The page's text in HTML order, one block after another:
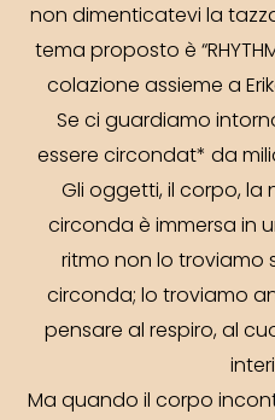
non dimenticatevi la
tema proposto è
colazione assieme a
Se ci guardiamo
essere circondat* da
Gli oggetti, il corpo, la
circonda è immersa in
ritmo non lo troviamo
circonda; lo troviamo
pensare al respiro, al
Ma quando il corpo